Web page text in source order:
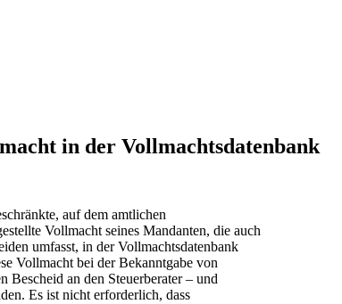
in der Vollmachtsdatenbank
auf dem amtlichen
Vollmacht seines Mandanten, die auch
umfasst, in der Vollmachtsdatenbank
Vollmacht bei der Bekanntgabe von
Bescheid an den Steuerberater – und
Es ist nicht erforderlich, dass